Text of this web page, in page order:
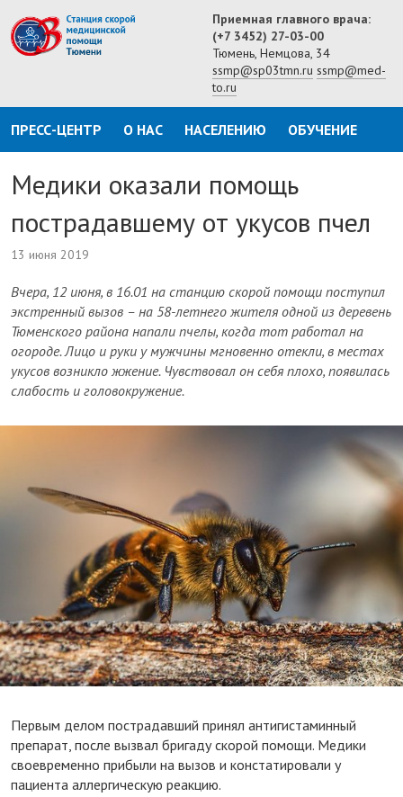
Приемная главного врача:
(+7 3452) 27-03-00
Тюмень, Немцова, 34
ssmp@sp03tmn.ru ssmp@med-
to.ru
ПРЕСС-ЦЕНТР О НАС НАСЕЛЕНИЮ ОБУЧЕНИЕ
Медики оказали помощь
пострадавшему от укусов пчел
13 июня 2019
Вчера, 12 июня, в 16.01 на станцию скорой помощи поступил
экстренный вызов – на 58-летнего жителя одной из деревень
Тюменского района напали пчелы, когда тот работал на
огороде. Лицо и руки у мужчины мгновенно отекли, в местах
укусов возникло жжение. Чувствовал он себя плохо, появилась
слабость и головокружение.
Первым делом пострадавший принял антигистаминный
препарат, после вызвал бригаду скорой помощи. Медики
своевременно прибыли на вызов и констатировали у
пациента аллергическую реакцию.